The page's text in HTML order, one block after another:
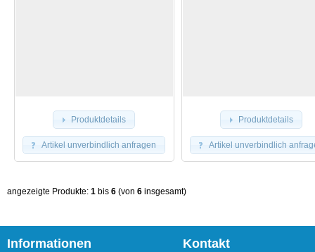
Produktdetails
Artikel unverbindlich anfragen
Produktdetails
Artikel unverbindlich
angezeigte Produkte: 1 bis 6 (von 6 insgesamt)
Informationen Kontakt